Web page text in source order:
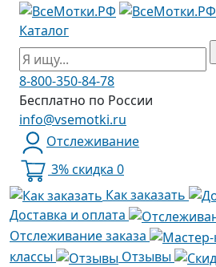
Каталог
8-800-350-84-78
Бесплатно по России
info@vsemotki.ru
Отслеживание
3% скидка 0
Как заказать
Доставка и оплата
Отслеживание заказа
классы
Отзывы